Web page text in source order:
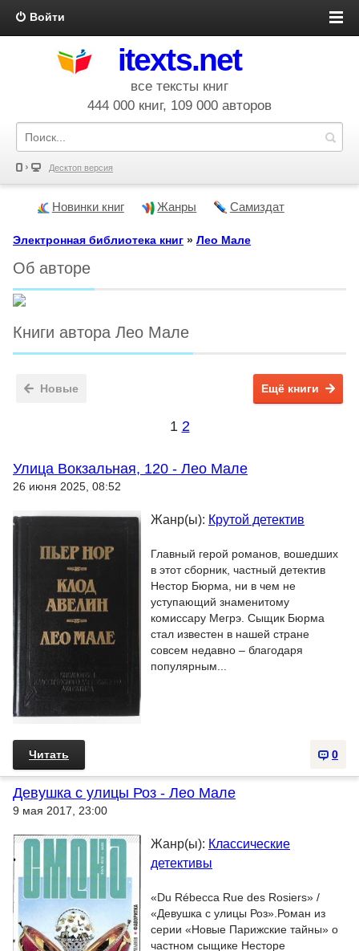
Войти
itexts.net
все тексты книг
444 000 книг, 109 000 авторов
Десктоп версия
Новинки книг Жанры Самиздат
Электронная библиотека книг » Лео Мале
Об авторе
Книги автора Лео Мале
Новые Ещё книги
1 2
Улица Вокзальная, 120 - Лео Мале
26 июня 2025, 08:52
Жанр(ы): Крутой детектив
Главный герой романов, вошедших
в этот сборник, частный детектив
Нестор Бюрма, ни в чем не
уступающий знаменитому
комиссару Мегрэ. Сыщик Бюрма
стал известен в нашей стране
совсем недавно – благодаря
популярным...
0
Читать
Девушка с улицы Роз - Лео Мале
9 мая 2017, 23:00
Жанр(ы): Классические
детективы
«Du Rébecca Rue des Rosiers» /
«Девушка с улицы Роз».Роман из
серии «Новые Парижские тайны» о
частном сыщике Несторе